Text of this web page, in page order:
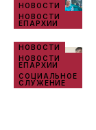
НОВОСТИ
НОВОСТИ
ЕПАРХИИ
НОВОСТИ
НОВОСТИ
ЕПАРХИИ
СОЦИАЛЬНОЕ
СЛУЖЕНИЕ